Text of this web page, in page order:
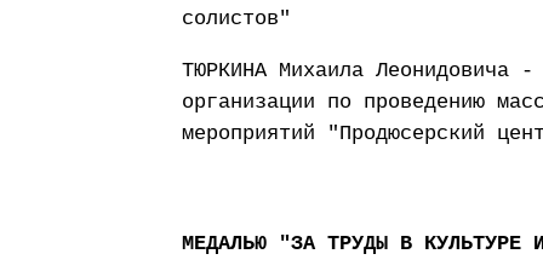
солистов"
ТЮРКИНА Михаила Леонидовича -
организации по проведению
мероприятий "Продюсерский
МЕДАЛЬЮ "ЗА ТРУДЫ В КУЛЬТУРЕ